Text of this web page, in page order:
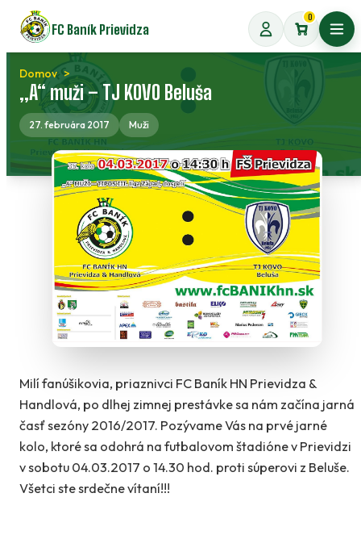
Preskočiť
na
obsah
FC Baník Prievidza
0
Domov
„A“ muži – TJ KOVO Beluša
27. februára 2017 Muži
Milí fanúšikovia, priaznivci FC Baník HN Prievidza &
Handlová, po dlhej zimnej prestávke sa nám začína jarná
časť sezóny 2016/2017. Pozývame Vás na prvé jarné
kolo, ktoré sa odohrá na futbalovom štadióne v Prievidzi
v sobotu 04.03.2017 o 14.30 hod. proti súperovi z Beluše.
Všetci ste srdečne vítaní!!!